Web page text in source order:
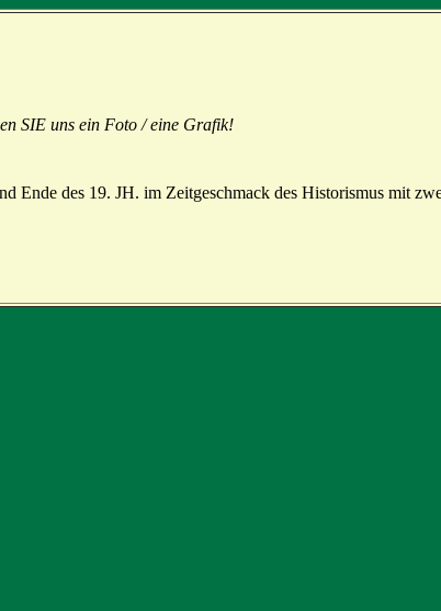
SIE uns ein Foto / eine Grafik!
Ende des 19. JH. im Zeitgeschmack des Historismus mit